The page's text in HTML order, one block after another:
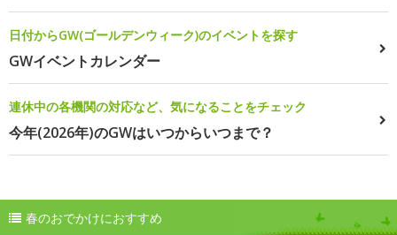
日付からGW(ゴールデンウィーク)のイベントを探す
GWイベントカレンダー
連休中の各機関の対応など、気になることをチェック
今年(2026年)のGWはいつからいつまで？
春のおでかけにおすすめ